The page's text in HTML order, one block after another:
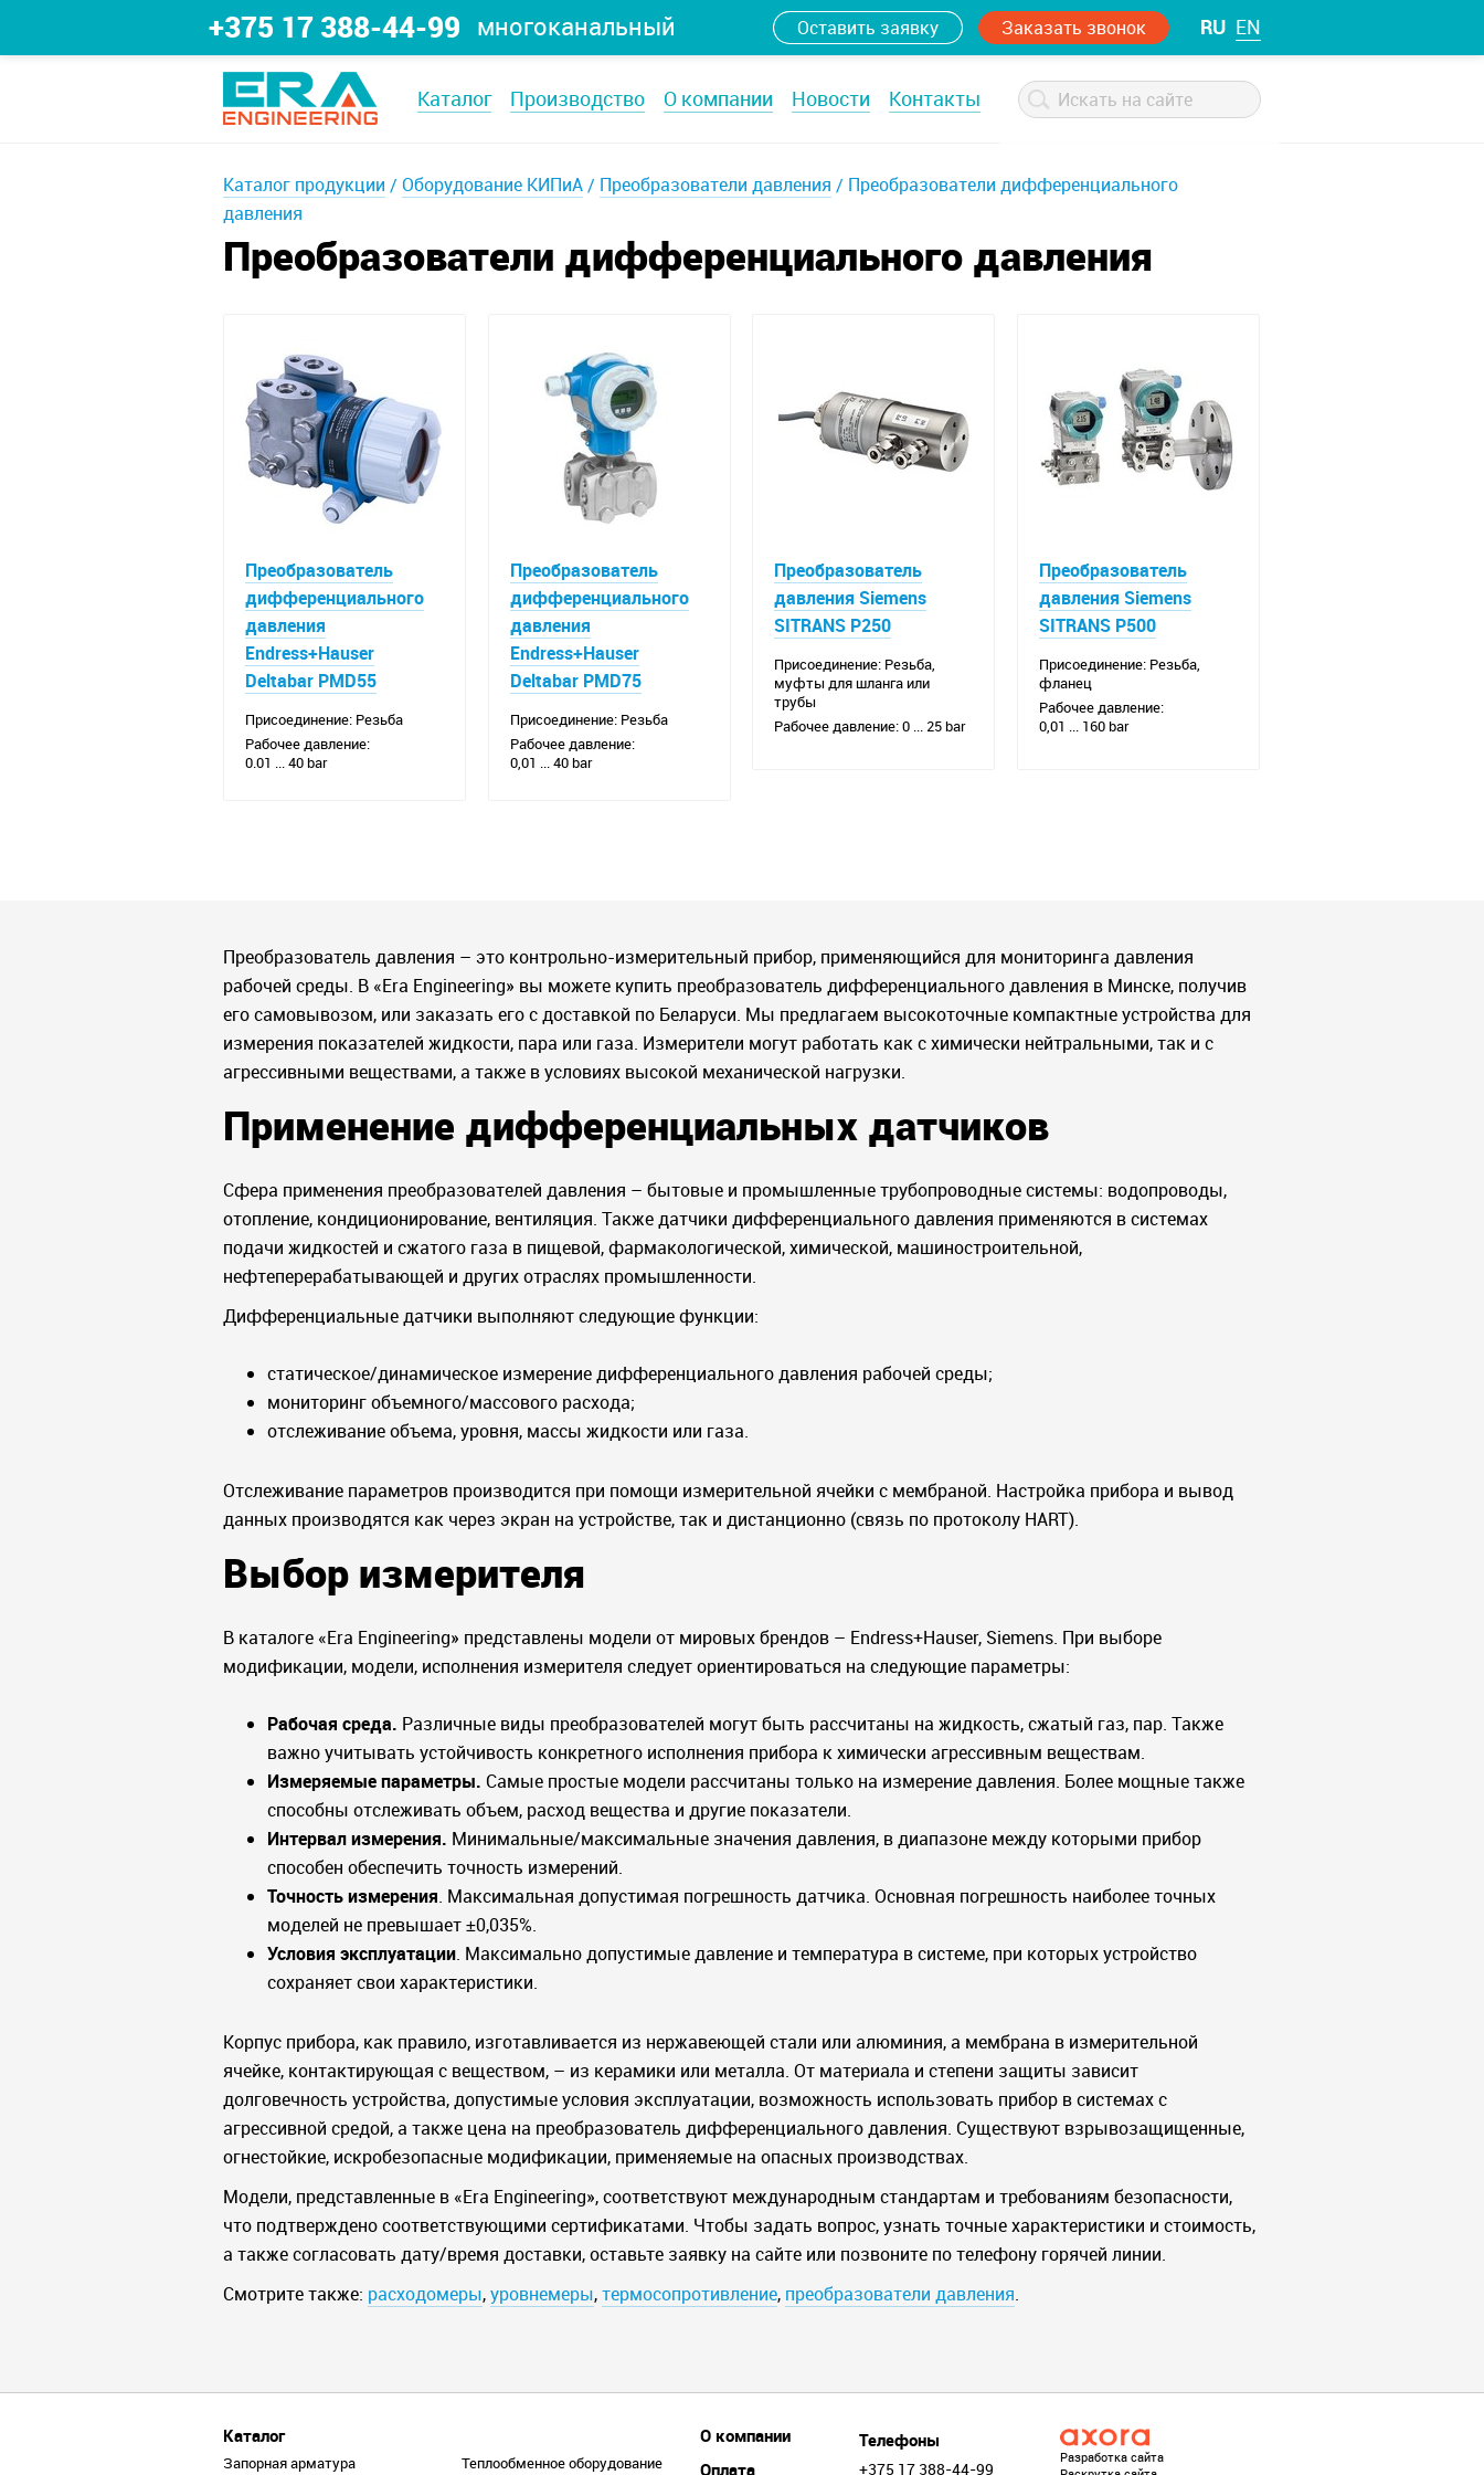
+375 17 388-44-99 многоканальный RU EN
Оставить заявку Заказать звонок
Каталог Производство О компании Новости Контакты
Каталог продукции Оборудование КИПиА Преобразователи давления
Преобразователи дифференциального
давления
Преобразователи дифференциального давления
Преобразователь
дифференциального
давления
Endress+Hauser
Deltabar PMD55
Присоединение: Резьба
Рабочее давление:
0.01 ... 40 bar
Преобразователь
дифференциального
давления
Endress+Hauser
Deltabar PMD75
Присоединение: Резьба
Рабочее давление:
0,01 ... 40 bar
Преобразователь
давления Siemens
SITRANS P250
Присоединение: Резьба,
муфты для шланга или
трубы
Рабочее давление: 0 ... 25 bar
Преобразователь
давления Siemens
SITRANS P500
Присоединение: Резьба,
фланец
Рабочее давление:
0,01 ... 160 bar
Преобразователь давления – это контрольно-измерительный прибор, применяющийся для мониторинга давления
рабочей среды. В «Era Engineering» вы можете купить преобразователь дифференциального давления в Минске, получив
его самовывозом, или заказать его с доставкой по Беларуси. Мы предлагаем высокоточные компактные устройства для
измерения показателей жидкости, пара или газа. Измерители могут работать как с химически нейтральными, так и с
агрессивными веществами, а также в условиях высокой механической нагрузки.
Применение дифференциальных датчиков
Сфера применения преобразователей давления – бытовые и промышленные трубопроводные системы: водопроводы,
отопление, кондиционирование, вентиляция. Также датчики дифференциального давления применяются в системах
подачи жидкостей и сжатого газа в пищевой, фармакологической, химической, машиностроительной,
нефтеперерабатывающей и других отраслях промышленности.
Дифференциальные датчики выполняют следующие функции:
статическое/динамическое измерение дифференциального давления рабочей среды;
мониторинг объемного/массового расхода;
отслеживание объема, уровня, массы жидкости или газа.
Отслеживание параметров производится при помощи измерительной ячейки с мембраной. Настройка прибора и вывод
данных производятся как через экран на устройстве, так и дистанционно (связь по протоколу HART).
Выбор измерителя
В каталоге «Era Engineering» представлены модели от мировых брендов – Endress+Hauser, Siemens. При выборе
модификации, модели, исполнения измерителя следует ориентироваться на следующие параметры:
Рабочая среда. Различные виды преобразователей могут быть рассчитаны на жидкость, сжатый газ, пар. Также
важно учитывать устойчивость конкретного исполнения прибора к химически агрессивным веществам.
Измеряемые параметры. Самые простые модели рассчитаны только на измерение давления. Более мощные также
способны отслеживать объем, расход вещества и другие показатели.
Интервал измерения. Минимальные/максимальные значения давления, в диапазоне между которыми прибор
способен обеспечить точность измерений.
Точность измерения. Максимальная допустимая погрешность датчика. Основная погрешность наиболее точных
моделей не превышает ±0,035%.
Условия эксплуатации. Максимально допустимые давление и температура в системе, при которых устройство
сохраняет свои характеристики.
Корпус прибора, как правило, изготавливается из нержавеющей стали или алюминия, а мембрана в измерительной
ячейке, контактирующая с веществом, – из керамики или металла. От материала и степени защиты зависит
долговечность устройства, допустимые условия эксплуатации, возможность использовать прибор в системах с
агрессивной средой, а также цена на преобразователь дифференциального давления. Существуют взрывозащищенные,
огнестойкие, искробезопасные модификации, применяемые на опасных производствах.
Модели, представленные в «Era Engineering», соответствуют международным стандартам и требованиям безопасности,
что подтверждено соответствующими сертификатами. Чтобы задать вопрос, узнать точные характеристики и стоимость,
а также согласовать дату/время доставки, оставьте заявку на сайте или позвоните по телефону горячей линии.
Смотрите также: расходомеры,уровнемеры,термосопротивление, преобразователи давления.
Каталог
Запорная арматура Теплообменное оборудование
О компании
Оплата
Телефоны
+375 17 388-44-99
Разработка сайта